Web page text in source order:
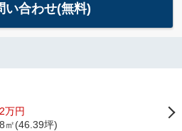
い合わせ(無料)
万円
㎡(46.39坪)